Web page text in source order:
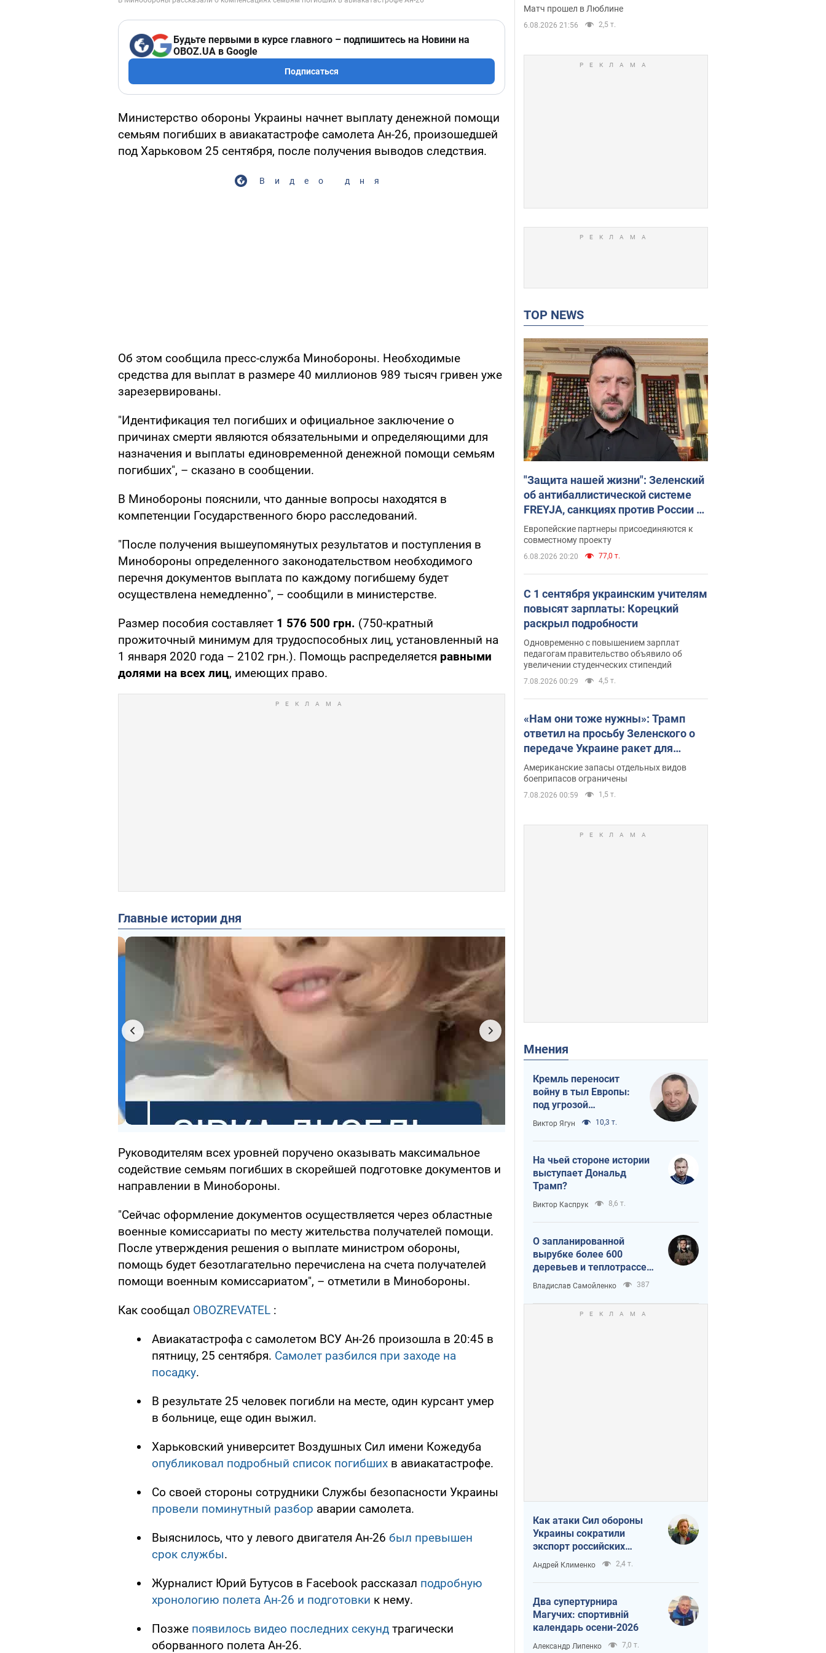
Будьте первыми в курсе главного – подпишитесь на Новини на
OBOZ.UA в Google
Подписаться
Министерство обороны Украины начнет выплату денежной помощи
семьям погибших в авиакатастрофе самолета Ан-26, произошедшей
под Харьковом 25 сентября, после получения выводов следствия.
Видео дня
Об этом сообщила пресс-служба Минобороны. Необходимые
средства для выплат в размере 40 миллионов 989 тысяч гривен уже
зарезервированы.
"Идентификация тел погибших и официальное заключение о
причинах смерти являются обязательными и определяющими для
назначения и выплаты единовременной денежной помощи семьям
погибших", – сказано в сообщении.
В Минобороны пояснили, что данные вопросы находятся в
компетенции Государственного бюро расследований.
"После получения вышеупомянутых результатов и поступления в
Минобороны определенного законодательством необходимого
перечня документов выплата по каждому погибшему будет
осуществлена немедленно", – сообщили в министерстве.
Размер пособия составляет 1 576 500 грн. (750-кратный
прожиточный минимум для трудоспособных лиц, установленный на
1 января 2020 года – 2102 грн.). Помощь распределяется равными
долями на всех лиц, имеющих право.
Главные истории дня
Руководителям всех уровней поручено оказывать максимальное
содействие семьям погибших в скорейшей подготовке документов и
направлении в Минобороны.
"Сейчас оформление документов осуществляется через областные
военные комиссариаты по месту жительства получателей помощи.
После утверждения решения о выплате министром обороны,
помощь будет безотлагательно перечислена на счета получателей
помощи военным комиссариатом", – отметили в Минобороны.
Как сообщал OBOZREVATEL :
Авиакатастрофа с самолетом ВСУ Ан-26 произошла в 20:45 в
пятницу, 25 сентября. Самолет разбился при заходе на
посадку.
В результате 25 человек погибли на месте, один курсант умер
в больнице, еще один выжил.
Харьковский университет Воздушных Сил имени Кожедуба
опубликовал подробный список погибших в авиакатастрофе.
Со своей стороны сотрудники Службы безопасности Украины
провели поминутный разбор аварии самолета.
Выяснилось, что у левого двигателя Ан-26 был превышен
срок службы.
Журналист Юрий Бутусов в Facebook рассказал подробную
хронологию полета Ан-26 и подготовки к нему.
Позже появилось видео последних секунд трагически
оборванного полета Ан-26.
Матч прошел в Люблине
6.08.2026 21:56 2,5 т.
TOP NEWS
"Защита нашей жизни": Зеленский
об антибаллистической системе
FREYJA, санкциях против России и
поддержке аграриев. Видео
Европейские партнеры присоединяются к
совместному проекту
6.08.2026 20:20 77,0 т.
С 1 сентября украинским учителям
повысят зарплаты: Корецкий
раскрыл подробности
Одновременно с повышением зарплат
педагогам правительство объявило об
увеличении студенческих стипендий
7.08.2026 00:29 4,5 т.
«Нам они тоже нужны»: Трамп
ответил на просьбу Зеленского о
передаче Украине ракет для
Patriot
Американские запасы отдельных видов
боеприпасов ограничены
7.08.2026 00:59 1,5 т.
Мнения
Кремль переносит
войну в тыл Европы:
под угрозой
критическая
логистика
Виктор Ягун 10,3 т.
На чьей стороне истории
выступает Дональд
Трамп?
Виктор Каспрук 8,6 т.
О запланированной
вырубке более 600
деревьев и теплотрассе:
что происходит на
Теремках в Киеве
Владислав Самойленко 387
Как атаки Сил обороны
Украины сократили
экспорт российских
нефтепродуктов
Андрей Клименко 2,4 т.
Два супертурнира
Магучих: спортивній
календарь осени-2026
Александр Липенко 7,0 т.